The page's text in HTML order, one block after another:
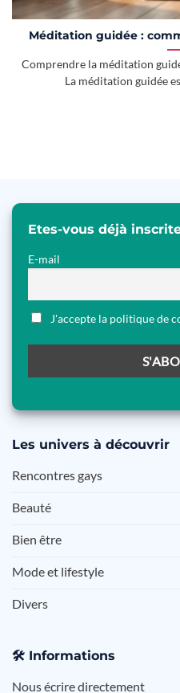
Méditation guidée :
Comprendre la méditation
La méditation guidée
Etes-vous déjà
E-mail
J'accepte la politique de
Les univers à découvrir
Rencontres gays
Beauté
Bien être
Mode et lifestyle
Divers
🛠️ Informations
Nous écrire directement